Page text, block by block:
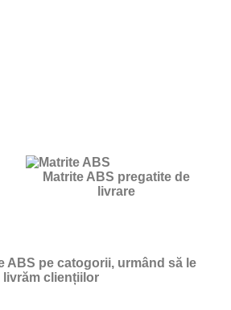
Matrite ABS pregatite de
livrare
ABS pe catogorii, urmând să le
livrăm cliențiilor